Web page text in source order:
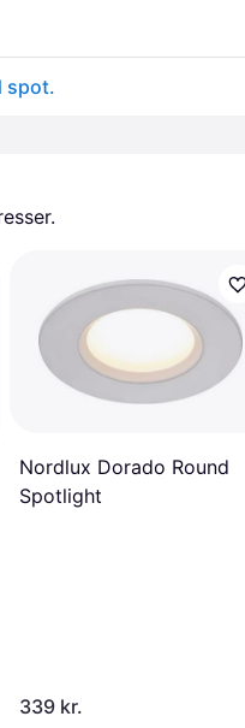
spot.
Nordlux Dorado Round
Spotlight
339 kr.